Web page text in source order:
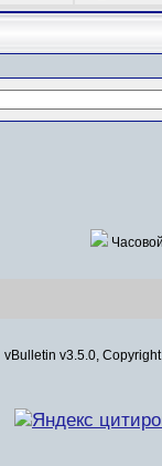
vBulletin v3.5.0,